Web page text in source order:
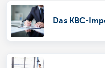
Das KBC-